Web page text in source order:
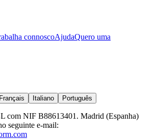
connoscoAjudaQuero uma
Français Italiano Português
com NIF B88613401. Madrid (Espanha)
seguinte e-mail: